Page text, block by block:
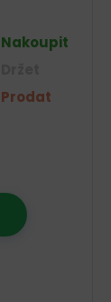
Nakoupit
Prodat